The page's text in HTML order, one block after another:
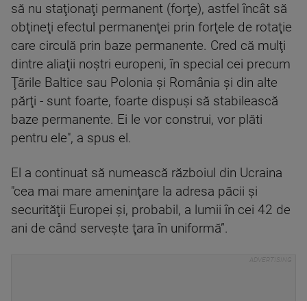
să nu staţionaţi permanent (forţe), astfel încât să
obţineţi efectul permanenţei prin forţele de rotaţie
care circulă prin baze permanente. Cred că mulţi
dintre aliaţii noştri europeni, în special cei precum
Ţările Baltice sau Polonia şi România şi din alte
părţi - sunt foarte, foarte dispuşi să stabilească
baze permanente. Ei le vor construi, vor plăti
pentru ele", a spus el.
El a continuat să numească războiul din Ucraina
"cea mai mare ameninţare la adresa păcii şi
securităţii Europei şi, probabil, a lumii în cei 42 de
ani de când serveşte ţara în uniformă”.